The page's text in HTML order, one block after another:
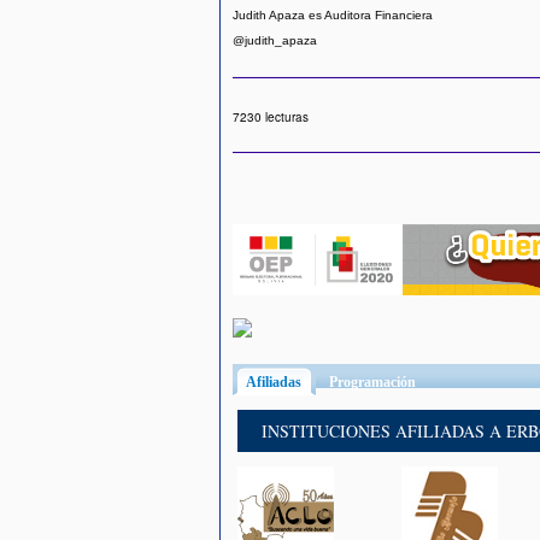
Judith Apaza es Auditora Financiera
@judith_apaza
7230 lecturas
Afiliadas (solapa activa)
Programación
INSTITUCIONES AFILIADAS A